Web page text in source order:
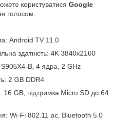
користуватися Google
голосом.
Android TV 11.0
здатність: 4K 3840x2160
B, 4 ядра, 2 GHz
2 GB DDR4
16 GB, підтримка Micro SD до 64
Wi-Fi 802.11 ac, Bluetooth 5.0